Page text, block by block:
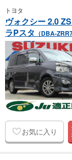
トヨタ
ヴォクシー 2.0
ラPスタ （DBA-
お気に入り